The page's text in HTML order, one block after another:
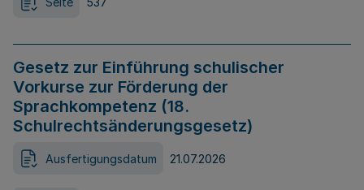
Gesetz zur Einführung schulischer
Vorkurse zur Förderung der
Sprachkompetenz (18.
Schulrechtsänderungsgesetz)
Ausfertigungsdatum 21.07.2026